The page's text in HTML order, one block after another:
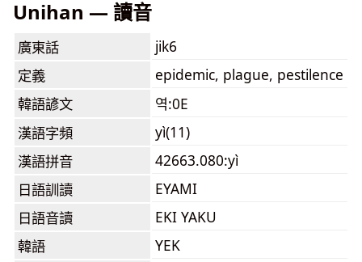
Unihan — 讀音
廣東話
jik6
定義
epidemic, plague, pestilence
韓語諺文
역:0E
漢語字頻
yì(11)
漢語拼音
42663.080:yì
日語訓讀
EYAMI
日語音讀
EKI YAKU
韓語
YEK